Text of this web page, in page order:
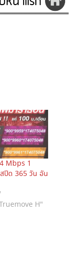
Mbps 1
ปีด 365 วัน อัน
H"